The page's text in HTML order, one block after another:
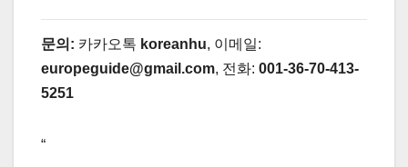
문의: 카카오톡 koreanhu, 이메일:
europeguide@gmail.com, 전화: 001-36-70-413-
5251
“